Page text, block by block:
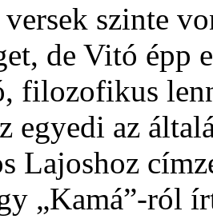
szinte
de Vitó épp
filozofikus
egyedi az
Lajoshoz
„Kamá”-ról